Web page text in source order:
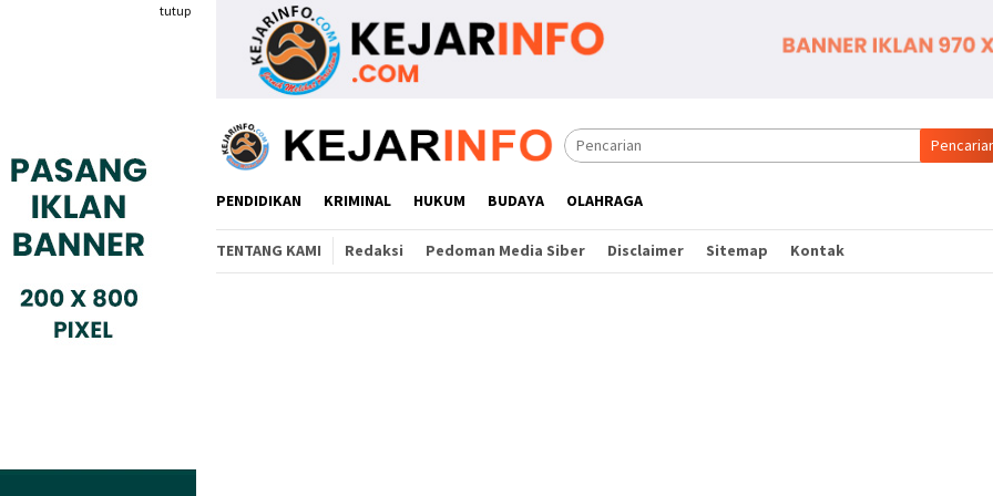
tutup
PENDIDIKAN KRIMINAL HUKUM BUDAYA OLAHRAGA
TENTANG KAMI Redaksi Pedoman Media Siber Disclaimer Sitemap Kontak